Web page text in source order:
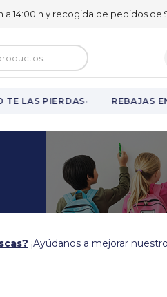
14:00 h y recogida de pedidos de
LAS PIERDAS· REBAJAS
¡Ayúdanos a mejorar